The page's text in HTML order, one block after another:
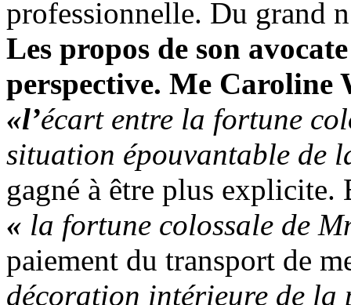
professionnelle. Du grand
Les propos de son
perspective. Me Caroline
«l’écart entre la fortune
situation épouvantable de
gagné à être plus
« la fortune colossale de
paiement du transport de
décoration intérieure de la